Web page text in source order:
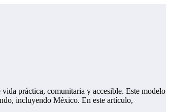
práctica, comunitaria y accesible. Este modelo
incluyendo México. En este artículo,